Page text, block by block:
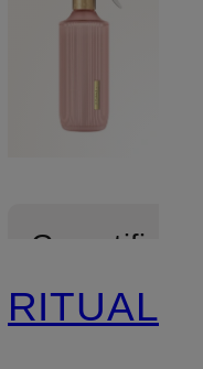
RITUALS